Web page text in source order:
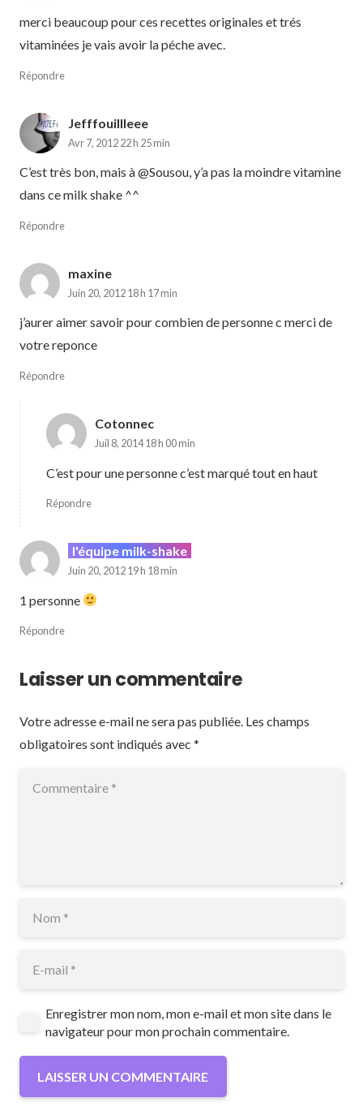
merci beaucoup pour ces recettes originales et trés
vitaminées je vais avoir la péche avec.
Répondre
Jefffouillleee
Avr 7, 2012 22 h 25 min
C’est très bon, mais à @Sousou, y’a pas la moindre vitamine
dans ce milk shake ^^
Répondre
maxine
Juin 20, 2012 18 h 17 min
j’aurer aimer savoir pour combien de personne c merci de
votre reponce
Répondre
Cotonnec
Juil 8, 2014 18 h 00 min
C’est pour une personne c’est marqué tout en haut
Répondre
l'équipe milk-shake
Juin 20, 2012 19 h 18 min
1 personne
Répondre
Laisser un commentaire
Votre adresse e-mail ne sera pas publiée. Les champs
obligatoires sont indiqués avec *
Enregistrer mon nom, mon e-mail et mon site dans le
navigateur pour mon prochain commentaire.
LAISSER UN COMMENTAIRE